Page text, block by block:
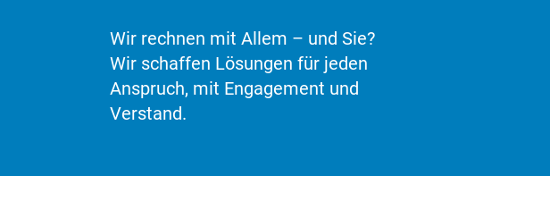
Wir rechnen mit Allem – und Sie?
Wir schaffen Lösungen für jeden
Anspruch, mit Engagement und
Verstand.